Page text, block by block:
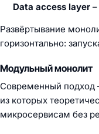
Data access layer
Развёртывание
горизонтально:
Модульный монолит
Современный подход
из которых
микросервисам без